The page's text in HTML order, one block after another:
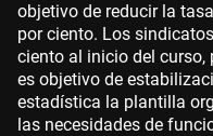
objetivo de reducir la
por ciento. Los
ciento al inicio del curso,
es objetivo de
estadística la plantilla
las necesidades de